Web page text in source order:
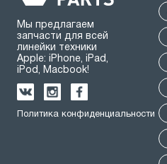
Мы предлагаем
запчасти для всей
линейки техники
Apple: iPhone, iPad,
iPod, Macbook!
Политика конфиденциальности